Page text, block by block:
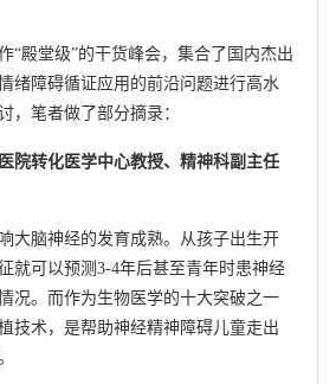
“殿堂级”的干货峰会，集合了国内杰出
绪障碍循证应用的前沿问题进行高水
，笔者做了部分摘录：
院转化医学中心教授、精神科副主任
大脑神经的发育成熟。从孩子出生开
就可以预测3-4年后甚至青年时患神经
况。而作为生物医学的十大突破之一
技术，是帮助神经精神障碍儿童走出